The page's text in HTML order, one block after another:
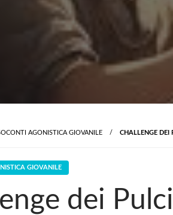
AGONISTICA GIOVANILE CHALLENGE DEI
GIOVANILE
dei